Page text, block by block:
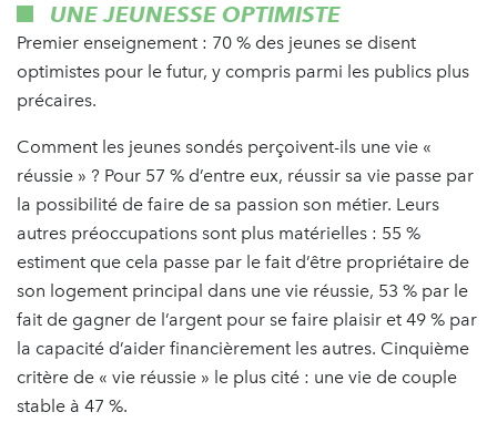
UNE JEUNESSE OPTIMISTE
Premier enseignement : 70 % des jeunes se disent
optimistes pour le futur, y compris parmi les publics plus
précaires.
Comment les jeunes sondés perçoivent-ils une vie «
réussie » ? Pour 57 % d’entre eux, réussir sa vie passe par
la possibilité de faire de sa passion son métier. Leurs
autres préoccupations sont plus matérielles : 55 %
estiment que cela passe par le fait d’être propriétaire de
son logement principal dans une vie réussie, 53 % par le
fait de gagner de l’argent pour se faire plaisir et 49 % par
la capacité d’aider financièrement les autres. Cinquième
critère de « vie réussie » le plus cité : une vie de couple
stable à 47 %.